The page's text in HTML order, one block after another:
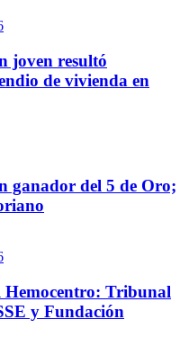
joven resultó
de vivienda en
ganador del 5 de Oro;
Hemocentro: Tribunal
y Fundación